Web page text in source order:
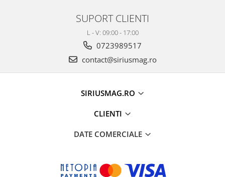
SUPORT CLIENTI
L - V: 09:00 - 17:00
0723989517
contact@siriusmag.ro
SIRIUSMAG.RO
CLIENTI
DATE COMERCIALE